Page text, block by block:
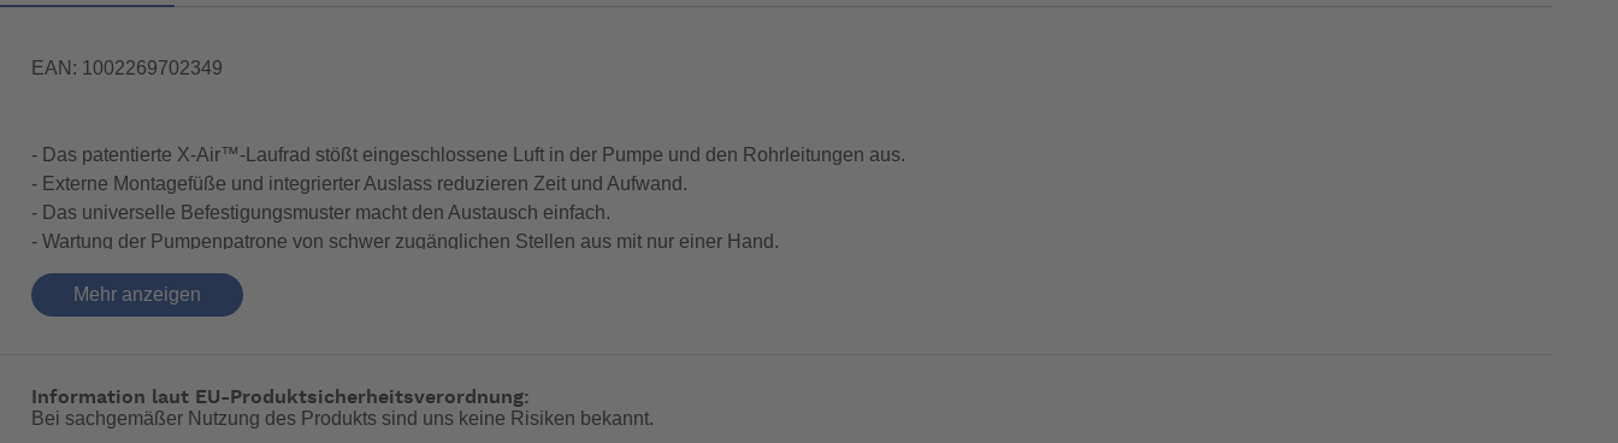
EAN: 1002269702349
- Das patentierte X-Air™-Laufrad stößt eingeschlossene Luft in der Pumpe und den Rohrleitungen aus.
- Externe Montagefüße und integrierter Auslass reduzieren Zeit und Aufwand.
- Das universelle Befestigungsmuster macht den Austausch einfach.
- Wartung der Pumpenpatrone von schwer zugänglichen Stellen aus mit nur einer Hand.
- Attwoods SteadySwitch™ reduziert die Zyklen und verlängert die Lebensdauer der Pumpe.
- 40% besserer Schutz gegen das Eindringen von Wasser und Elektrolyse - im Vergleich zur Mk1.
Mehr anzeigen
Information laut EU-Produktsicherheitsverordnung:
Bei sachgemäßer Nutzung des Produkts sind uns keine Risiken bekannt.